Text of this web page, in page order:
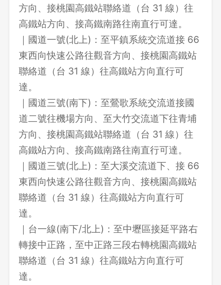
方向、接桃園高鐵站聯絡道（台 31 線）往
高鐵站方向、接高鐵南路往南直行可達。
｜國道一號(北上)：至平鎮系統交流道接 66
東西向快速公路往觀音方向、接桃園高鐵站
聯絡道（台 31 線）往高鐵站方向直行可
達。
｜國道三號(南下)：至鶯歌系統交流道接國
道二號往機場方向、至大竹交流道下往青埔
方向、接桃園高鐵站聯絡道（台 31 線）往
高鐵站方向、接高鐵南路往南直行可達。
｜國道三號(北上)：至大溪交流道下、接 66
東西向快速公路往觀音方向、接桃園高鐵站
聯絡道（台 31 線）往高鐵站方向直行可
達。
｜台一線(南下/北上)：至中壢區接延平路右
轉接中正路，至中正路三段右轉桃園高鐵站
聯絡道（台 31 線）往高鐵站方向直行可
達。